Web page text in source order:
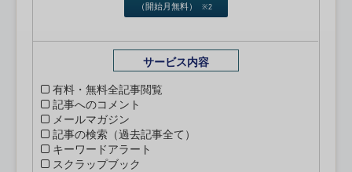
（開始月無料） ※2
サービス内容
有料・無料全記事閲覧
記事へのコメント
メールマガジン
記事の検索（過去記事全て）
キーワードアラート
スクラップブック